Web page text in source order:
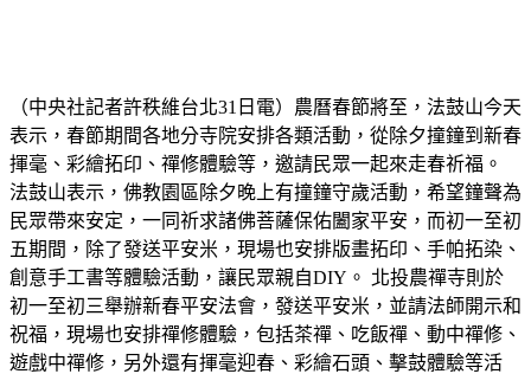
（中央社記者許秩維台北31日電）農曆春節將至，法鼓山今天
表示，春節期間各地分寺院安排各類活動，從除夕撞鐘到新春
揮毫、彩繪拓印、禪修體驗等，邀請民眾一起來走春祈福。
法鼓山表示，佛教園區除夕晚上有撞鐘守歲活動，希望鐘聲為
民眾帶來安定，一同祈求諸佛菩薩保佑闔家平安，而初一至初
五期間，除了發送平安米，現場也安排版畫拓印、手帕拓染、
創意手工書等體驗活動，讓民眾親自DIY。 北投農禪寺則於
初一至初三舉辦新春平安法會，發送平安米，並請法師開示和
祝福，現場也安排禪修體驗，包括茶禪、吃飯禪、動中禪修、
遊戲中禪修，另外還有揮毫迎春、彩繪石頭、擊鼓體驗等活